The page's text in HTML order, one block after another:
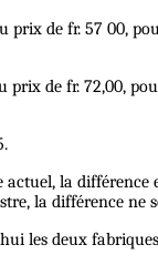
prix de fr. 57 00,
prix de fr. 72,00,
la différence
la différence ne
les deux